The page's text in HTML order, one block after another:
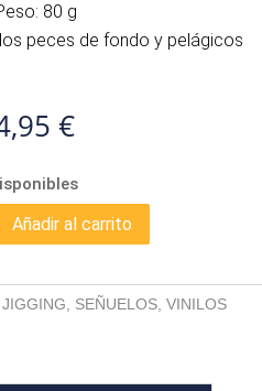
80 g
peces de fondo y pelágicos
€
Añadir al carrito
JIGGING SEÑUELOS, VINILOS